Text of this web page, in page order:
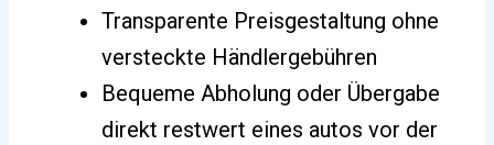
Transparente Preisgestaltung ohne
versteckte Händlergebühren
Bequeme Abholung oder Übergabe
direkt restwert eines autos vor der